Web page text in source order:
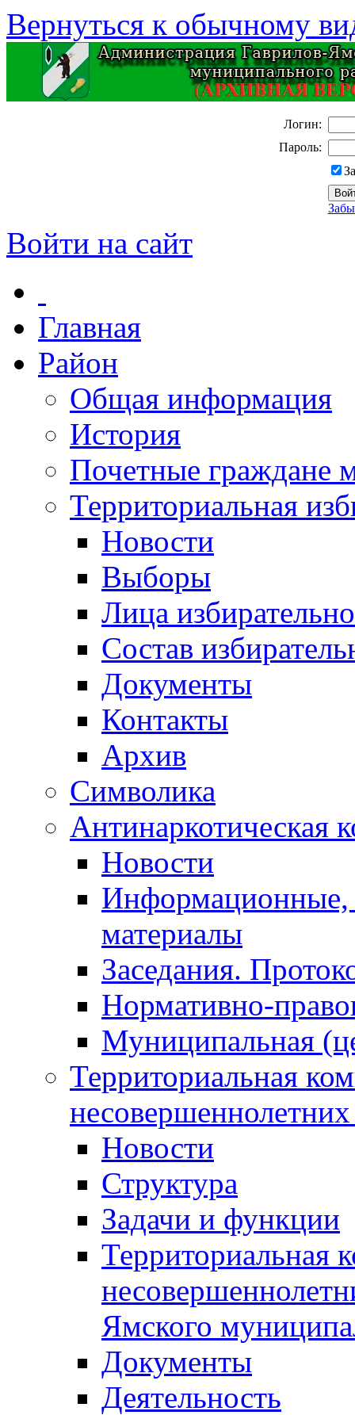
Вернуться к обычному
Логин:
Пароль:
Войти на сайт
Главная
Район
Общая информация
История
Почетные граждане
Территориальная
Новости
Выборы
Лица
Состав
Документы
Контакты
Архив
Символика
Антинаркотическая
Новости
Информационные,
материалы
Заседания.
Нормативно-
Муниципальная
Территориальная
Новости
Структура
Задачи и функции
Территориальная
Ямского
Документы
Деятельность